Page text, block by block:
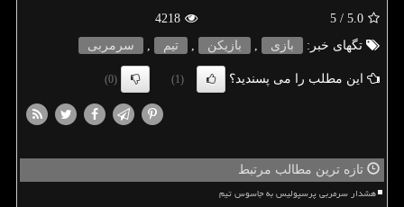
5.0
/ 5
4218
تگهای خبر:
بازی , بازیكن , تیم , سرمربی
این مطلب را می پسندید؟ (1)
(0)
تازه ترین مطالب مرتبط
هشدار سرمربی پرسپولیس به جاسوس تیم